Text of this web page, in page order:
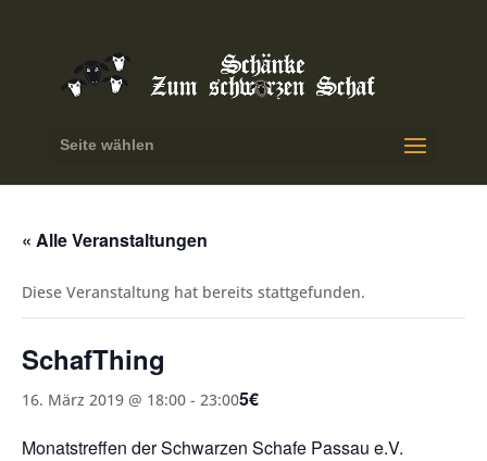
Seite wählen
« Alle Veranstaltungen
Diese Veranstaltung hat bereits stattgefunden.
SchafThing
16. März 2019 @ 18:00 - 23:005€
Monatstreffen der Schwarzen Schafe Passau e.V.